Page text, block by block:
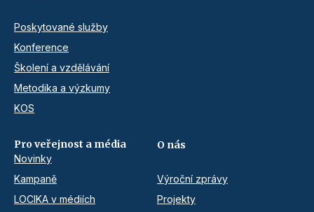
Poskytované služby
Konference
Školení a vzdělávání
Metodika a výzkumy
KOS
Pro veřejnost a média
Novinky
Kampaně
LOCIKA v médiích
O nás
Výroční zprávy
Projekty